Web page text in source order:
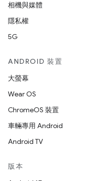
相機與媒體
隱私權
5G
ANDROID 裝置
大螢幕
Wear OS
ChromeOS 裝置
車輛專用 Android
Android TV
版本